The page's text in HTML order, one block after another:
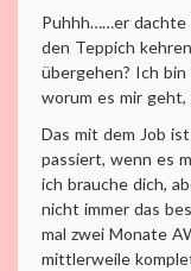
Puhhh……er dachte
den Teppich
übergehen? Ich
worum es mir geht,
Das mit dem Job
passiert, wenn es
ich brauche dich,
nicht immer das
mal zwei Monate
mittlerweile